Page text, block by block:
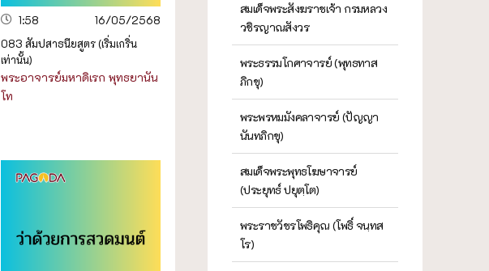
1:58
16/05/2568
083 สัมปสาธนียสูตร (เริ่มเกริ่น
เท่านั้น)
พระอาจารย์มหาดิเรก พุทธยานัน
โท
สมเด็จพระสังฆราชเจ้า กรมหลวง
วชิรญาณสังวร
พระธรรมโกศาจารย์ (พุทธทาส
ภิกขุ)
พระพรหมมังคลาจารย์ (ปัญญา
นันทภิกขุ)
สมเด็จพระพุทธโฆษาจารย์
(ประยุทธ์ ปยุตฺโต)
พระราชวัชรโพธิคุณ (โพธิ์ จนฺทส
โร)